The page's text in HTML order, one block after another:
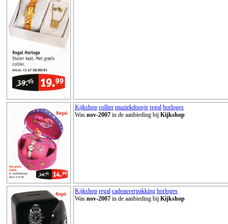
Kijkshop collier muziekdoosje regal horloges
Was nov-2007 in de aanbieding bij Kijkshop
Kijkshop regal cadeauverpakking horloges
Was nov-2007 in de aanbieding bij Kijkshop